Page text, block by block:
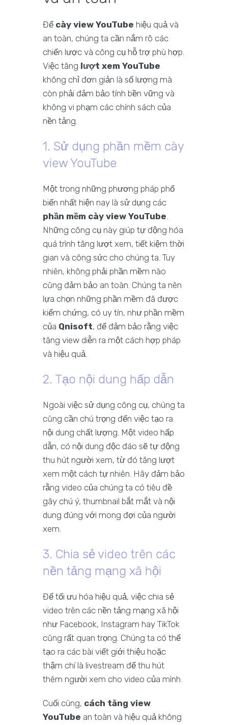
Để cày view YouTube hiệu quả và
an toàn, chúng ta cần nắm rõ các
chiến lược và công cụ hỗ trợ phù hợp.
Việc tăng lượt xem YouTube
không chỉ đơn giản là số lượng mà
còn phải đảm bảo tính bền vững và
không vi phạm các chính sách của
nền tảng.
1. Sử dụng phần mềm cày
view YouTube
Một trong những phương pháp phổ
biến nhất hiện nay là sử dụng các
phần mềm cày view YouTube.
Những công cụ này giúp tự động hóa
quá trình tăng lượt xem, tiết kiệm thời
gian và công sức cho chúng ta. Tuy
nhiên, không phải phần mềm nào
cũng đảm bảo an toàn. Chúng ta nên
lựa chọn những phần mềm đã được
kiểm chứng, có uy tín, như phần mềm
của Qnisoft, để đảm bảo rằng việc
tăng view diễn ra một cách hợp pháp
và hiệu quả.
2. Tạo nội dung hấp dẫn
Ngoài việc sử dụng công cụ, chúng ta
cũng cần chú trọng đến việc tạo ra
nội dung chất lượng. Một video hấp
dẫn, có nội dung độc đáo sẽ tự động
thu hút người xem, từ đó tăng lượt
xem một cách tự nhiên. Hãy đảm bảo
rằng video của chúng ta có tiêu đề
gây chú ý, thumbnail bắt mắt và nội
dung đúng với mong đợi của người
xem.
3. Chia sẻ video trên các
nền tảng mạng xã hội
Để tối ưu hóa hiệu quả, việc chia sẻ
video trên các nền tảng mạng xã hội
như Facebook, Instagram hay TikTok
cũng rất quan trọng. Chúng ta có thể
tạo ra các bài viết giới thiệu hoặc
thậm chí là livestream để thu hút
thêm người xem cho video của mình.
Cuối cùng, cách tăng view
YouTube an toàn và hiệu quả không